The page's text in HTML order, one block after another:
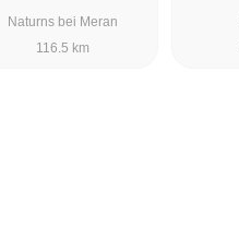
Naturns bei Meran
116.5 km